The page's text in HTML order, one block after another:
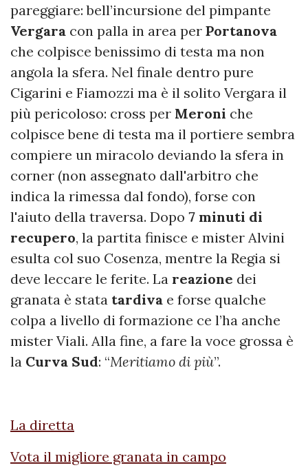
pareggiare: bell’incursione del pimpante
Vergara con palla in area per Portanova
che colpisce benissimo di testa ma non
angola la sfera. Nel finale dentro pure
Cigarini e Fiamozzi ma è il solito Vergara il
più pericoloso: cross per Meroni che
colpisce bene di testa ma il portiere sembra
compiere un miracolo deviando la sfera in
corner (non assegnato dall'arbitro che
indica la rimessa dal fondo), forse con
l'aiuto della traversa. Dopo 7 minuti di
recupero, la partita finisce e mister Alvini
esulta col suo Cosenza, mentre la Regia si
deve leccare le ferite. La reazione dei
granata è stata tardiva e forse qualche
colpa a livello di formazione ce l’ha anche
mister Viali. Alla fine, a fare la voce grossa è
la Curva Sud: “Meritiamo di più”.
La diretta
Vota il migliore granata in campo